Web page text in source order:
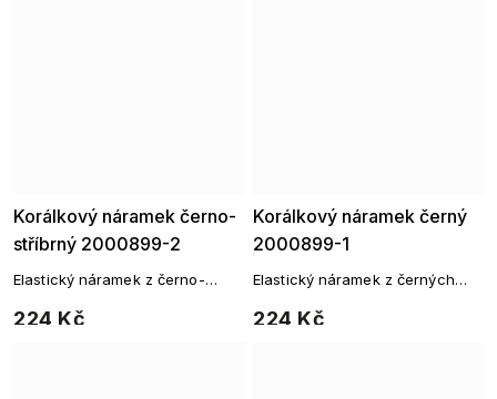
Korálkový náramek černo-
stříbrný 2000899-2
224 Kč
Elastický náramek z černo-
Korálkový náramek černý
2000899-1
224 Kč
Elastický náramek z černých